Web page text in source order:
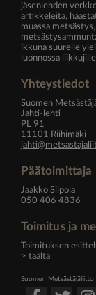
jäsenlehden
artikkeleita,
muassa
ikkuna suurelle
luonnossa
Yhteystiedot
Suomen
Jahti-lehti
PL 91
11101 Riihimäki
Päätoimittaja
Jaakko Silpola
050 406 4836
Toimitus ja
Toimituksen
> täältä
Suomen Metsästäjäliitto